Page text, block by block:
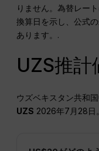
りません。為替レー
換算日を示し、公式
あります。.
UZS推計
ウズベキスタン共和
UZS 2026年7月28日